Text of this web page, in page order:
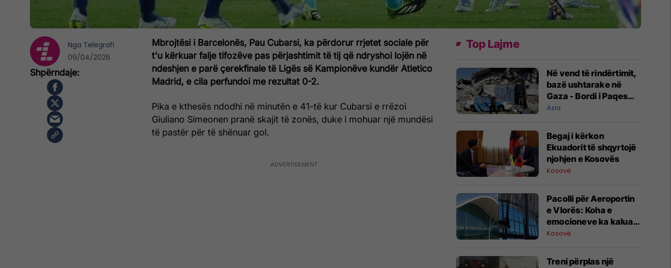
Mbrojtësi i Barcelonës, Pau Cubarsi, ka përdorur rrjetet sociale për
t'u kërkuar falje tifozëve pas përjashtimit të tij që ndryshoi lojën në
ndeshjen e parë çerekfinale të Ligës së Kampionëve kundër Atletico
Madrid, e cila perfundoi me rezultat 0-2.
Pika e kthesës ndodhi në minutën e 41-të kur Cubarsi e rrëzoi
Giuliano Simeonen pranë skajit të zonës, duke i mohuar një mundësi
të pastër për të shënuar gol.
Nga Telegrafi
09/04/2026
Top Lajme
Në vend të rindërtimit,
bazë ushtarake në
Gaza - Bordi i Paqes
jep kontratën e parë
Azia
Begaj i kërkon
Ekuadorit të shqyrtojë
njohjen e Kosovës
Kosovë
Pacolli për Aeroportin
e Vlorës: Koha e
emocioneve ka kaluar,
do t’i drejtohemi
drejtësisë
Kosovë
Treni përplas një